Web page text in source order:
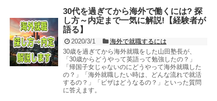
30代を過ぎてから海外で働くには? 探
し方～内定まで一気に解説!【経験者が
語る】
2020/3/1
海外で就職するには
30歳を過ぎてから海外就職をした山田塾長が、
「30歳からどうやって英語って勉強したの？」
「帰国子女じゃないのにどうやって海外就職した
の？」「海外就職したい時は、どんな流れで就活
するの？」「ビザはどうなるの？」といった質問
に答えます。